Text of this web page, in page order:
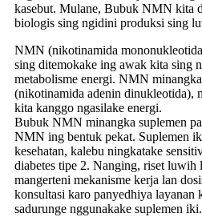
kasebut. Mulane, Bubuk NMN kita
biologis sing ngidini produksi sing
NMN (nikotinamida
sing ditemokake ing awak kita sing
metabolisme energi. NMN
(nikotinamida adenin dinukleotida),
kita kanggo ngasilake energi.
Bubuk NMN minangka suplemen
NMN ing bentuk pekat. Suplemen
kesehatan, kalebu ningkatake
diabetes tipe 2. Nanging, riset luwih
mangerteni mekanisme kerja lan
konsultasi karo panyedhiya layanan
sadurunge nggunakake suplemen iki.